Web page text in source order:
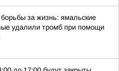
за жизнь: ямальские
удалили тромб при помощи